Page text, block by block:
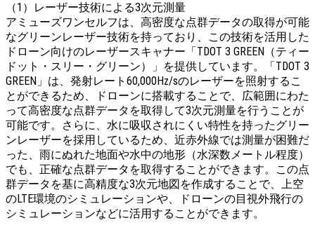
（1）レーザー技術による3次元測量
アミューズワンセルフは、高密度な点群データの取得が可能
なグリーンレーザー技術を持っており、この技術を活用した
ドローン向けのレーザースキャナー「TDOT 3 GREEN（ティー
ドット・スリー・グリーン）」を提供しています。「TDOT 3
GREEN」は、発射レート60,000Hz/sのレーザーを照射するこ
とができるため、ドローンに搭載することで、広範囲にわた
って高密度な点群データを取得して3次元測量を行うことが
可能です。さらに、水に吸収されにくい特性を持ったグリー
ンレーザーを採用しているため、近赤外線では測量が困難だ
った、雨にぬれた地面や水中の地形（水深数メートル程度）
でも、正確な点群データを取得することができます。この点
群データを基に高精度な3次元地図を作成することで、上空
のLTE環境のシミュレーションや、ドローンの目視外飛行の
シミュレーションなどに活用することができます。